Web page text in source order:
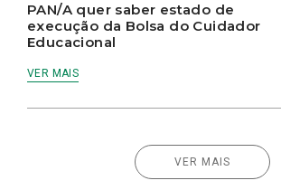
PAN/A quer saber estado de
execução da Bolsa do Cuidador
Educacional
VER MAIS
VER MAIS